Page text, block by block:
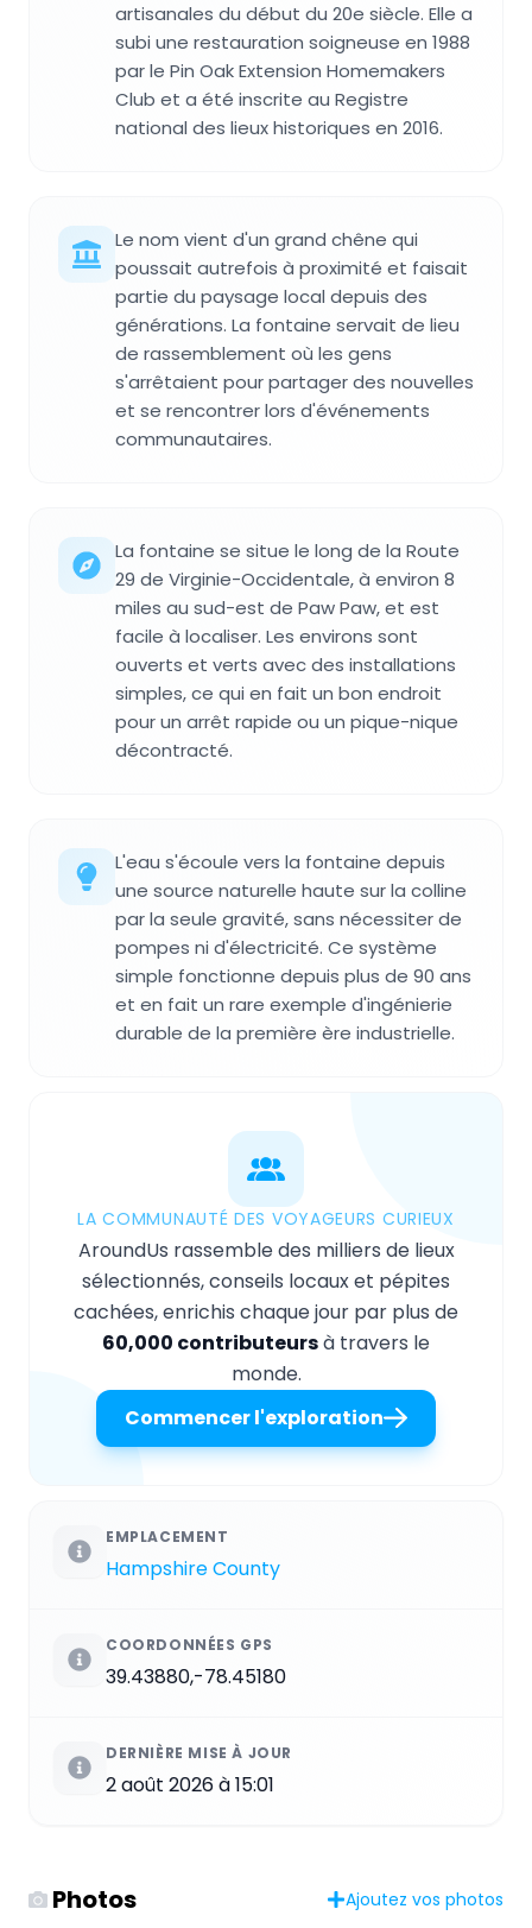
artisanales du début du 20e siècle. Elle a
subi une restauration soigneuse en 1988
par le Pin Oak Extension Homemakers
Club et a été inscrite au Registre
national des lieux historiques en 2016.
Le nom vient d'un grand chêne qui
poussait autrefois à proximité et faisait
partie du paysage local depuis des
générations. La fontaine servait de lieu
de rassemblement où les gens
s'arrêtaient pour partager des nouvelles
et se rencontrer lors d'événements
communautaires.
La fontaine se situe le long de la Route
29 de Virginie-Occidentale, à environ 8
miles au sud-est de Paw Paw, et est
facile à localiser. Les environs sont
ouverts et verts avec des installations
simples, ce qui en fait un bon endroit
pour un arrêt rapide ou un pique-nique
décontracté.
L'eau s'écoule vers la fontaine depuis
une source naturelle haute sur la colline
par la seule gravité, sans nécessiter de
pompes ni d'électricité. Ce système
simple fonctionne depuis plus de 90 ans
et en fait un rare exemple d'ingénierie
durable de la première ère industrielle.
LA COMMUNAUTÉ DES VOYAGEURS CURIEUX
AroundUs rassemble des milliers de lieux
sélectionnés, conseils locaux et pépites
cachées, enrichis chaque jour par plus de
60,000 contributeursà travers le
monde.
Commencer l'exploration
EMPLACEMENT
Hampshire County
COORDONNÉES GPS
39.43880,-78.45180
DERNIÈRE MISE À JOUR
2 août 2026 à 15:01
Photos Ajoutez vos photos